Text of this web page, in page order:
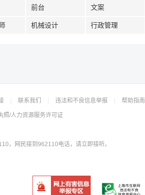
前台 文案
机械设计 行政管理
联系我们 违法和不良信息举报 帮助指南
照/人力资源服务许可证
，网民接到962110电话，请立即接听。